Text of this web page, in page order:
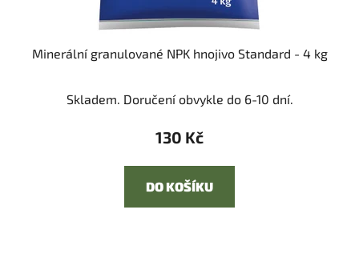
Minerální granulované NPK hnojivo Standard - 4 kg
Skladem. Doručení obvykle do 6-10 dní.
130 Kč
DO KOŠÍKU